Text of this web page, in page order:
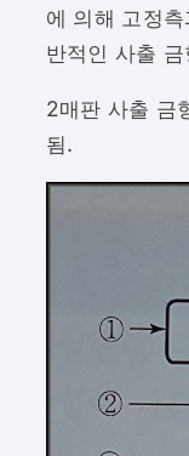
에 의해 고정
반적인 사출
2매판 사출 금
됨.